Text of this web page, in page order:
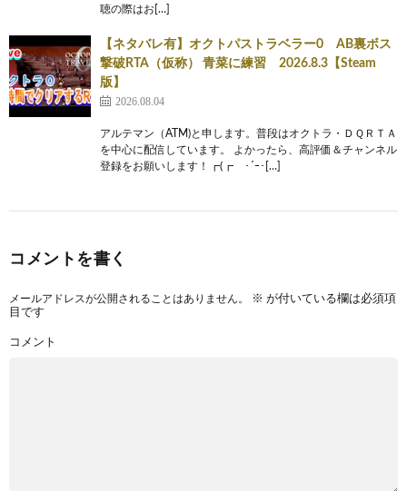
聴の際はお[…]
【ネタバレ有】オクトパストラベラー0 AB裏ボス
撃破RTA（仮称） 青菜に練習 2026.8.3【Steam
版】
2026.08.04
アルテマン（ATM)と申します。普段はオクトラ・ＤＱＲＴＡ
を中心に配信しています。 よかったら、高評価＆チャンネル
登録をお願いします！┏(┏ ･´ｰ･[…]
コメントを書く
メールアドレスが公開されることはありません。 ※ が付いている欄は必須項
目です
コメント